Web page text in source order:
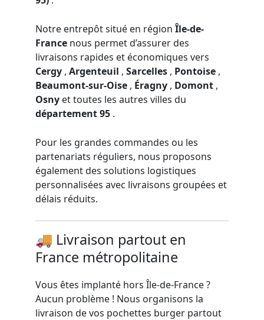
Notre entrepôt situé en région Île-de-
France nous permet d’assurer des
livraisons rapides et économiques vers
Cergy , Argenteuil , Sarcelles , Pontoise ,
Beaumont-sur-Oise , Éragny , Domont ,
Osny et toutes les autres villes du
département 95 .
Pour les grandes commandes ou les
partenariats réguliers, nous proposons
également des solutions logistiques
personnalisées avec livraisons groupées et
délais réduits.
🚚 Livraison partout en
France métropolitaine
Vous êtes implanté hors Île-de-France ?
Aucun problème ! Nous organisons la
livraison de vos pochettes burger partout